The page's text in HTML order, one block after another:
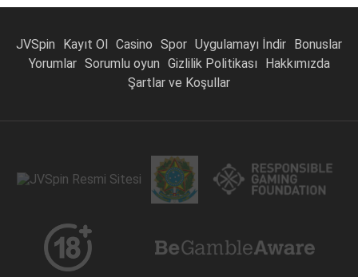
JVSpin Kayıt Ol Casino Spor Uygulamayı İndir
Bonuslar
Yorumlar Sorumlu oyun Gizlilik Politikası
Hakkımızda
Şartlar ve Koşullar